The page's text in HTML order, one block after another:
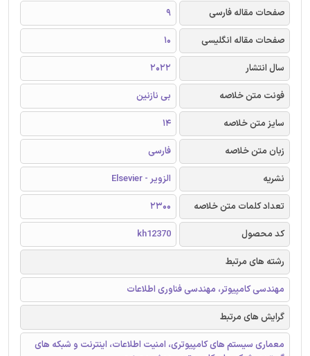
صفحات مقاله فارسی
9
صفحات مقاله انگلیسی
10
سال انتشار
2022
فونت متن خلاصه
بی نازنین
سایز متن خلاصه
14
زبان متن خلاصه
فارسی
نشریه
الزویر - Elsevier
تعداد کلمات متن خلاصه
2300
کد محصول
kh12370
رشته های مرتبط
مهندسی کامپیوتر، مهندسی فناوری اطلاعات
گرایش های مرتبط
معماری سیستم های کامپیوتری، امنیت اطلاعات، اینترنت و شبکه های